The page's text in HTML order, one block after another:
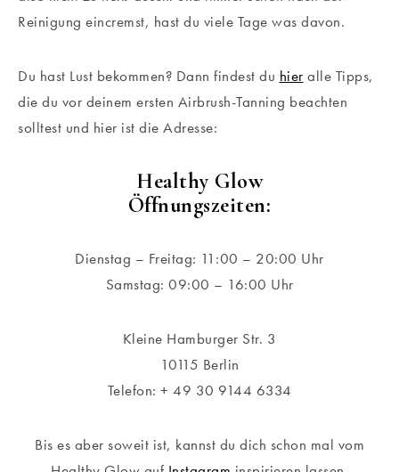
Reinigung eincremst, hast du viele Tage was davon.
Du hast Lust bekommen? Dann findest du hier alle Tipps,
die du vor deinem ersten Airbrush-Tanning beachten
solltest und hier ist die Adresse:
Healthy Glow
Öffnungszeiten:
Dienstag – Freitag: 11:00 – 20:00 Uhr
Samstag: 09:00 – 16:00 Uhr
Kleine Hamburger Str. 3
10115 Berlin
Telefon: + 49 30 9144 6334
Bis es aber soweit ist, kannst du dich schon mal vom